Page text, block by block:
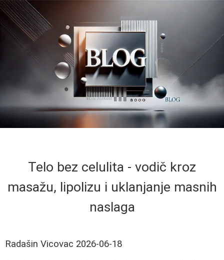
Telo bez celulita - vodič kroz
masažu, lipolizu i uklanjanje masnih
naslaga
Radašin Vicovac 2026-06-18